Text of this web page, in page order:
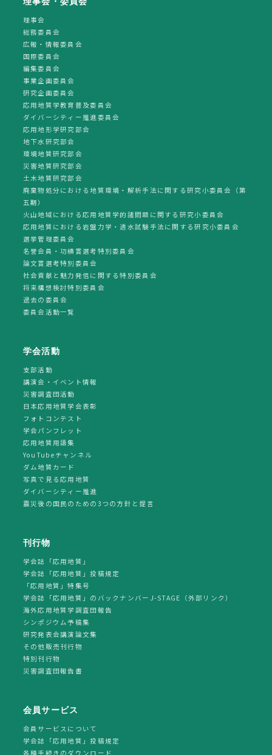
理事会
総務委員会
広報・情報委員会
国際委員会
編集委員会
事業企画委員会
研究企画委員会
応用地質学教育普及委員会
ダイバーシティー推進委員会
応用地形学研究部会
地下水研究部会
環境地質研究部会
災害地質研究部会
土木地質研究部会
廃棄物処分における地質環境・解析手法に関する研究小委員会（第
五期）
火山地域における応用地質学的諸問題に関する研究小委員会
応用地質における岩盤力学・透水試験手法に関する研究小委員会
選挙管理委員会
名誉会員・功績賞選考特別委員会
論文賞選考特別委員会
社会貢献と魅力発信に関する特別委員会
将来構想検討特別委員会
過去の委員会
委員会活動一覧
学会活動
支部活動
講演会・イベント情報
災害調査団活動
日本応用地質学会表彰
フォトコンテスト
学会パンフレット
応用地質用語集
YouTubeチャンネル
ダム地質カード
写真で見る応用地質
ダイバーシティー推進
震災後の国民のための3つの方針と提言
刊行物
学会誌「応用地質」
学会誌「応用地質」投稿規定
「応用地質」特集号
学会誌「応用地質」のバックナンバーJ-STAGE（外部リンク）
海外応用地質学調査団報告
シンポジウム予稿集
研究発表会講演論文集
その他販売刊行物
特別刊行物
災害調査団報告書
会員サービス
会員サービスについて
学会誌「応用地質」投稿規定
各種手続きのダウンロード